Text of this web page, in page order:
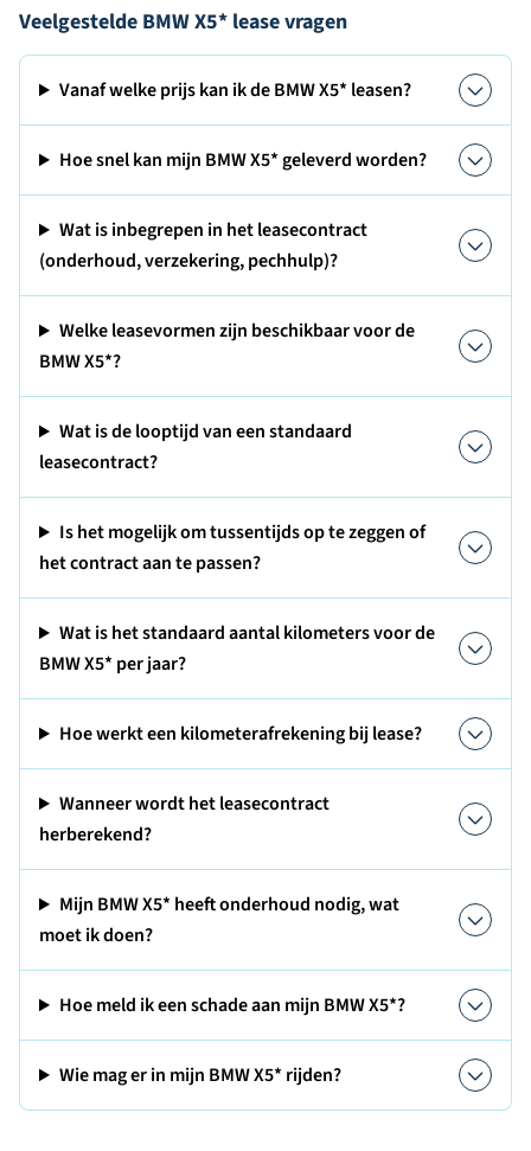
Veelgestelde BMW X5* lease vragen
Vanaf welke prijs kan ik de BMW X5* leasen?
Hoe snel kan mijn BMW X5* geleverd worden?
Wat is inbegrepen in het leasecontract
(onderhoud, verzekering, pechhulp)?
Welke leasevormen zijn beschikbaar voor de
BMW X5*?
Wat is de looptijd van een standaard
leasecontract?
Is het mogelijk om tussentijds op te zeggen of
het contract aan te passen?
Wat is het standaard aantal kilometers voor de
BMW X5* per jaar?
Hoe werkt een kilometerafrekening bij lease?
Wanneer wordt het leasecontract
herberekend?
Mijn BMW X5* heeft onderhoud nodig, wat
moet ik doen?
Hoe meld ik een schade aan mijn BMW X5*?
Wie mag er in mijn BMW X5* rijden?